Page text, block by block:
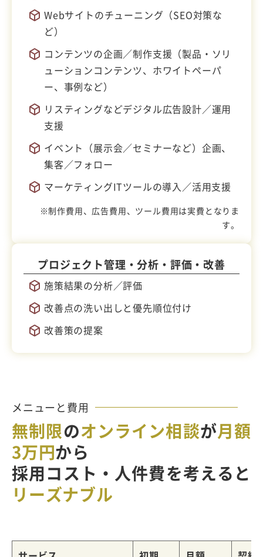
Webサイトのチューニング（SEO対策な
ど）
コンテンツの企画／制作支援（製品・ソリ
ューションコンテンツ、ホワイトペーパ
ー、事例など）
リスティングなどデジタル広告設計／運用
支援
イベント（展示会／セミナーなど）企画、
集客／フォロー
マーケティングITツールの導入／活用支援
※制作費用、広告費用、ツール費用は実費となりま
す。
プロジェクト管理・分析・評価・改善
施策結果の分析／評価
改善点の洗い出しと優先順位付け
改善策の提案
メニューと費用
無制限のオンライン相談が月額
3万円から
採用コスト・人件費を考えると
リーズナブル